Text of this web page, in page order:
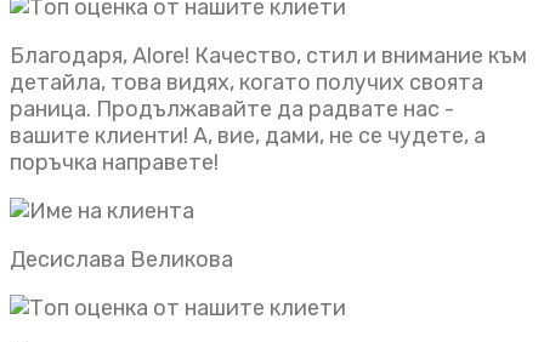
Благодаря, Alore! Качество, стил и внимание към
детайла, това видях, когато получих своята
раница. Продължавайте да радвате нас -
вашите клиенти! А, вие, дами, не се чудете, а
поръчка направете!
Десислава Великова